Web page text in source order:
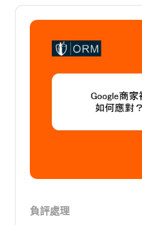
負評處理